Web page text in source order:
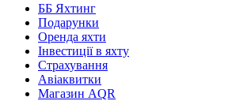
ББ Яхтинг
Подарунки
Оренда яхти
Інвестиції в яхту
Страхування
Авіаквитки
Магазин AQR